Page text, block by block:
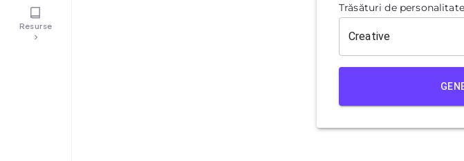
Resurse
Trăsături de personalitate